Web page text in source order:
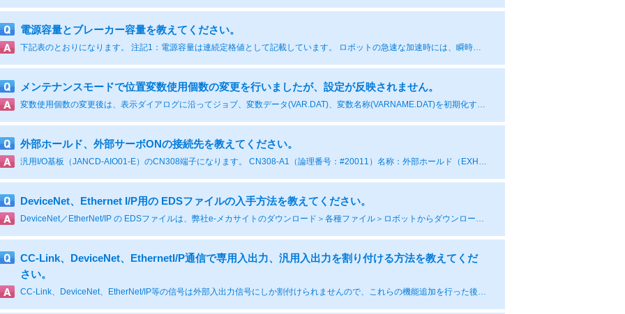
電源容量とブレーカー容量を教えてください。
下記表のとおりになります。 注記1：電源容量は連続定格値として記載しています。 ロボットの急速な加速時には、瞬時に連続定格値の数倍の容量を必要とすることがあります。 注記2：表に記載してあります値は、ロボットのみ制御時の値となります。 外部軸を追加している場合は、制御盤の定格ラベルを確認するか、当社コンタクトセンタへの連絡をお願いします。
メンテナンスモードで位置変数使用個数の変更を行いましたが、設定が反映されません。
変数使用個数の変更後は、表示ダイアログに沿ってジョブ、変数データ(VAR.DAT)、変数名称(VARNAME.DAT)を初期化する必要があります。 また、この操作を実行した際には上記データのほかに、ユーザ座標・メモリプレイファイル・スポットモニタデータ・システム定義パラメータ（S4D）・ロボットキャリブデータ・コンベヤキャリブデータの初期化が同時に実行されます。 変数割付けの変更を行う前に、必ず上記データのバックアップを実施してください。 ※割付け変更前の変数データ(VAR.DAT)、変数名称(VARNAME,DAT)は、 割付け変更にロードすることはできません。
外部ホールド、外部サーボONの接続先を教えてください。
汎用I/O基板（JANCD-AIO01-E）のCN308端子になります。 CN308-A1（論理番号：#20011）名称：外部ホールド（EXHOLD） CN308-B3（論理番号：#20014）名称：外部サーボON （EXSVON） 詳細は、YRC1000 取扱説明書[R-CTO-A221]の14.10 項「ロボット汎用入出力信号割付」をご参照ください。 JANCD-AIO02-E基板が装着されているコントローラではYRC1000 標準入出力信号割付表 （PNP 仕様） 汎用I/O[HW1484104]をご参照ください。
DeviceNet、Ethernet I/P用の EDSファイルの入手方法を教えてください。
DeviceNet／EtherNet/IP の EDSファイルは、弊社e-メカサイトのダウンロード＞各種ファイル＞ロボットからダウンロードすることが可能です。 また、DeviceNet／EtherNet/IP が設定されているロボットコントローラからファイルとして取得することもできます。 ■操作手順： ①プログラミングペンダントの「メインメニュー」キーを押下しながら制御電源を投入し、メンテナンスモードを起動します。 ②プログラミングペンダントに外部記憶装置として使用する SDカードまたは USBメモリを装着します。 ③【外部記憶】から【デバイス】を選択し、装着したデバイスを選択します。 ④【外部記憶】から【セーブ】を選択します。 ⑤「EDS/GSDファイルセーブ」を選択します。 ⑥必要なファイルにカーソルを合わせて選択を押すと、該当ファイルに「★」マークが付きます。 ⑦「エンター」キー を押下すると確認ダイアログボックスが表示されます。 ⑧「はい」を選択すると装着したデバイスに EDSファイルが保存されます。 ※ EtherNet/IP通信の場合、下記にご注意ください。 1)「インスタンス番号」という設定項目の入力範囲によって使用する EDSファイルが異なります。 「EDS/GSDファイルセーブ」画面に表示される下記のものを選択してください。 0～255 の場合：「Ethernet/IP CPU」を選択してください。 0～65534 の場合：「Ethernet/IP CPU（Instance Size 2 byte）」を選択してください（YAS2.82.00A-00以降のみ）。 2) メンテナンスモードで設定したインスタンス番号やインスタンスサイズは EDSファイルには反映されません。 PLC側での通信設定時に、メンテナンスモードで設定したインスタンス番号やインスタンスサイズを設定してください。
CC-Link、DeviceNet、EthernetI/P通信で専用入出力、汎用入出力を割り付ける方法を教えてくだ
さい。
CC-Link、DeviceNet、EtherNet/IP等の信号は外部入出力信号にしか割付けられませんので、これらの機能追加を行った後、外部入出力信号を CIOラダープログラムにより専用入出力信号や外部入出力信号に割付ける必要があります。 標準の CIOラダープログラムでは、外部入出力信号の先頭から 40点（外部入力信号：#20010 ~ #20057、外部出力信号：#30010 ~ #30057）について、I/O端子台にロボットの用途（アーク用途、電動ガン用途など）に応じた信号の割付けが行われています。 CC-Link等の機能追加を行った場合、標準の CIOラダープログラムでは機能追加を行った CC-Link等に I/O端子台に割付けた後の汎用入出力信号の割付けが行われています。この部分の割付けを変更したい場合は、CIOラダープログラムの変更を行ってください。 I/O端子台に割付いている信号を、機能追加を行った CC-Link等で使用するためには、CIOラダープログラムを変更するか、追加した機能と外部入出力信号の割付けを外部入出力信号割付機能の手動設定で変更する必要があります。外部入出力信号割付けの詳細は YRC1000 取扱説明書の「12.2 外部入出力信号割付機能」を参照してください。なお、この手順は CC-Link等の機能追加の設定手順にも記載していますので、CC-Link等、追加する機能の説明書を併せて参照してください。